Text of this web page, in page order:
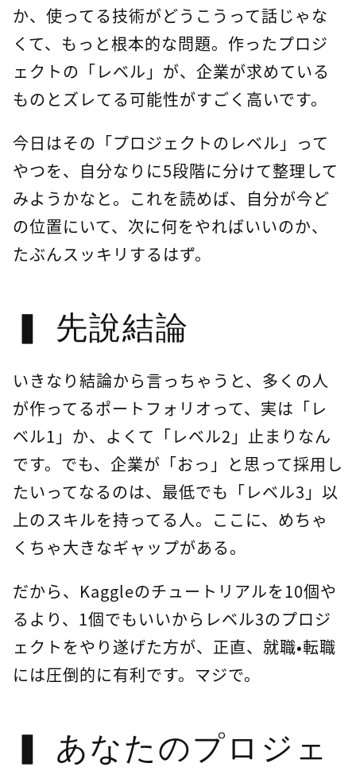
か、使ってる技術がどうこうって話じゃな
くて、もっと根本的な問題。作ったプロジ
ェクトの「レベル」が、企業が求めている
ものとズレてる可能性がすごく高いです。
今日はその「プロジェクトのレベル」って
やつを、自分なりに5段階に分けて整理して
みようかなと。これを読めば、自分が今ど
の位置にいて、次に何をやればいいのか、
たぶんスッキリするはず。
先說結論
いきなり結論から言っちゃうと、多くの人
が作ってるポートフォリオって、実は「レ
ベル1」か、よくて「レベル2」止まりなん
です。でも、企業が「おっ」と思って採用し
たいってなるのは、最低でも「レベル3」以
上のスキルを持ってる人。ここに、めちゃ
くちゃ大きなギャップがある。
だから、Kaggleのチュートリアルを10個や
るより、1個でもいいからレベル3のプロジ
ェクトをやり遂げた方が、正直、就職・転職
には圧倒的に有利です。マジで。
あなたのプロジェ